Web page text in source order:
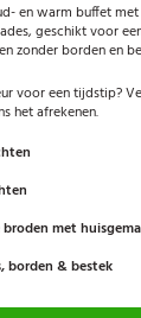
en warm buffet
geschikt voor
zonder borden en
voor een tijdstip?
het afrekenen.
met
borden & bestek